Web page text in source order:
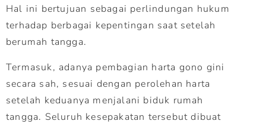
Hal ini bertujuan sebagai perlindungan hukum
terhadap berbagai kepentingan saat setelah
berumah tangga.
Termasuk, adanya pembagian harta gono gini
secara sah, sesuai dengan perolehan harta
setelah keduanya menjalani biduk rumah
tangga. Seluruh kesepakatan tersebut dibuat